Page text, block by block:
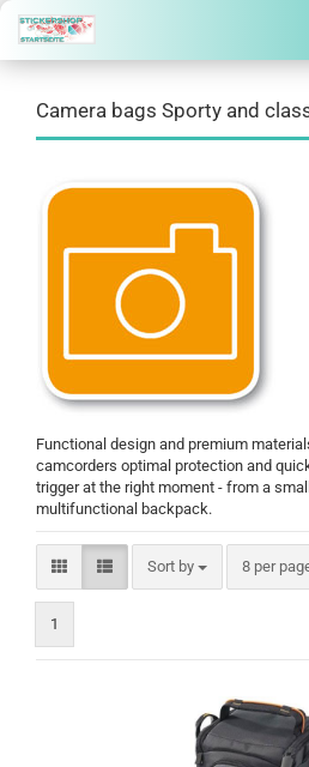
Camera bags Sporty and
Functional design and premium
camcorders optimal protection and
trigger at the right moment - from a
multifunctional backpack.
Sort by
Sort by 8 per
per page
1